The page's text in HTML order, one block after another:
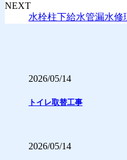
NEXT
水栓柱下給水管漏水修
2026/05/14
トイレ取替工事
2026/05/14